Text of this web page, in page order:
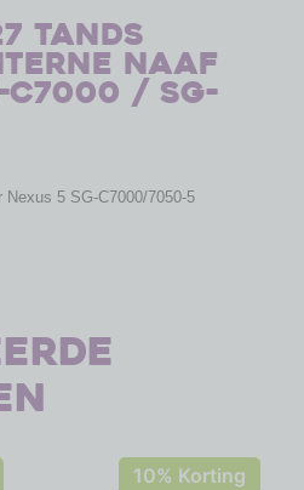
tands
naaf
/ SG-
5 SG-C7000/7050-5
10% Korting